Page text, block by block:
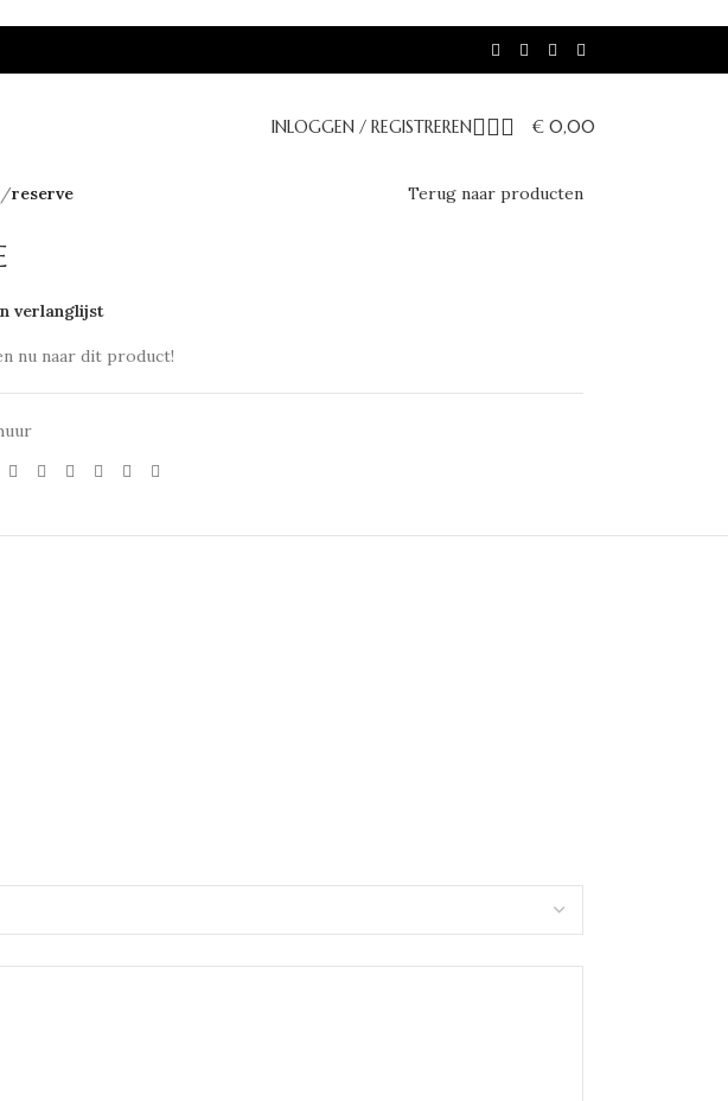
INLOGGEN / REGISTREREN € 0,00
/reserve Terug naar producten
verlanglijst
nu naar dit product!